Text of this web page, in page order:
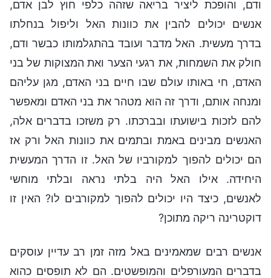
ודם, והופכת ליציר בריאה שזהה כלפי חוץ לבן אדם,
אנשים יכולים להבין את כוונות האל וליפול בנחלתו
בדרך מעשית. האל מדבר ועובד בהתגלמותו כבשר ודם,
חולק את השמחות, את רגעי הצער ואת המצוקות של בני
האדם, חי באותו עולם שבו חיים בני האדם, מגן עליהם
ומנחה אותם, ודרך זה הוא מטהר את בני האדם ומאפשר
להם לזכות בישועתו ובברכתו. רק משזכו בדברים אלה,
האנשים מבינים באמת ובתמים את כוונות האל ורק אז
הם יכולים להפוך למקורביו של האל. זו הדרך המעשית
היחידה. אילו האל היה בלתי נראה ובלתי מוחשי
לאנשים, כיצד היו יכולים להפוך למקורבים לו? האין זו
דוקטרינה ריקה מתוכן?
אנשים רבים שמאמינים באל מזה זמן רב עדיין עוסקים
בדברים המעורפלים והמופשטים. הם לא תופסים כהוא